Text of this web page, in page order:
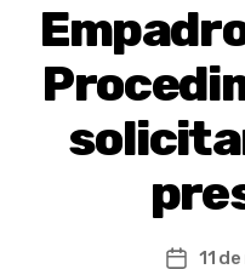
11